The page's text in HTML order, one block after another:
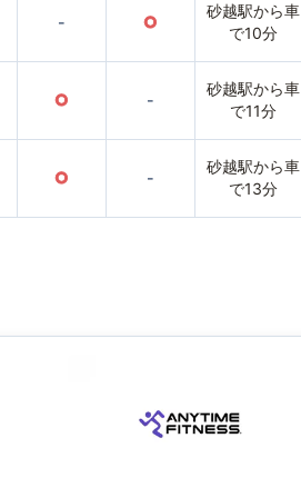
- ○
砂越駅から車
で10分
○ -
砂越駅から車
で11分
○ -
砂越駅から車
で13分